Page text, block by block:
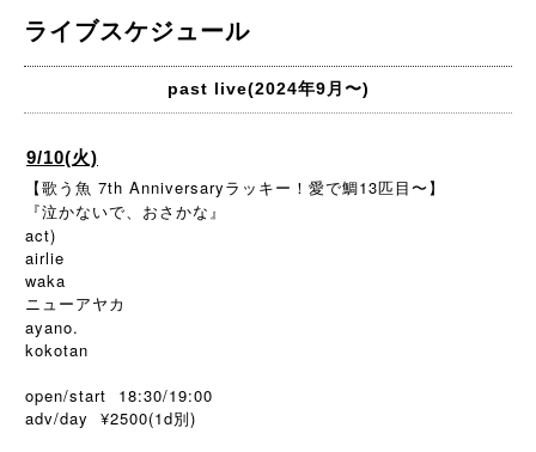
ライブスケジュール
past live(2024年9月〜)
9/10(火)
【歌う魚 7th Anniversaryラッキー！愛で鯛13匹目〜】
『泣かないで、おさかな』
act)
airlie
waka
ニューアヤカ
ayano.
kokotan
open/start 18:30/19:00
adv/day ¥2500(1d別)